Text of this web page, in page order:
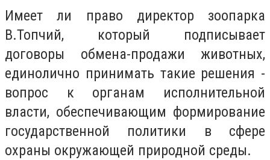
Имеет ли право директор зоопарка
В.Топчий, который подписывает
договоры обмена-продажи животных,
единолично принимать такие решения -
вопрос к органам исполнительной
власти, обеспечивающим формирование
государственной политики в сфере
охраны окружающей природной среды.